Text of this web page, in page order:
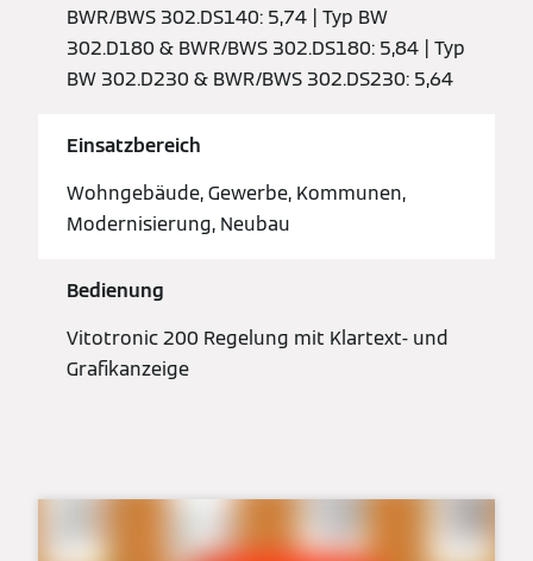
BWR/BWS 302.DS140: 5,74 | Typ BW
302.D180 & BWR/BWS 302.DS180: 5,84 | Typ
BW 302.D230 & BWR/BWS 302.DS230: 5,64
Einsatzbereich
Wohngebäude, Gewerbe, Kommunen,
Modernisierung, Neubau
Bedienung
Vitotronic 200 Regelung mit Klartext- und
Grafikanzeige